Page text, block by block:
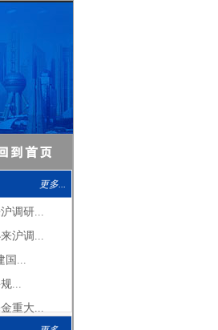
更多...
调研...
沪调...
国...
...
重大...